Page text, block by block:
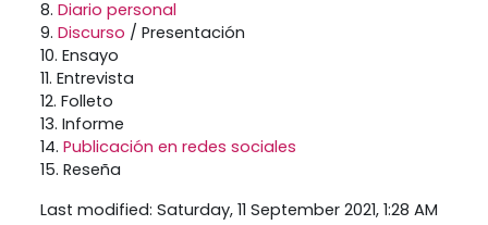
8.Diario personal
9.Discurso / Presentación
10. Ensayo
11. Entrevista
12. Folleto
13. Informe
14.Publicación en redes sociales
15. Reseña
Last modified: Saturday, 11 September 2021, 1:28 AM